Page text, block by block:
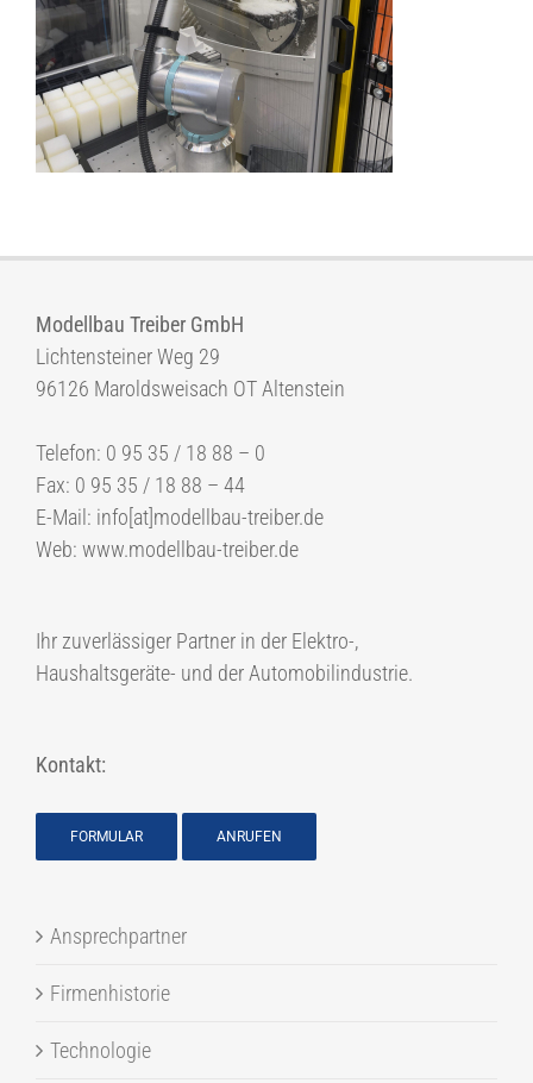
Modellbau Treiber GmbH
Lichtensteiner Weg 29
96126 Maroldsweisach OT Altenstein
Telefon: 0 95 35 / 18 88 – 0
Fax: 0 95 35 / 18 88 – 44
E-Mail: info[at]modellbau-treiber.de
Web: www.modellbau-treiber.de
Ihr zuverlässiger Partner in der Elektro-,
Haushaltsgeräte- und der Automobilindustrie.
Kontakt:
FORMULAR ANRUFEN
Ansprechpartner
Firmenhistorie
Technologie